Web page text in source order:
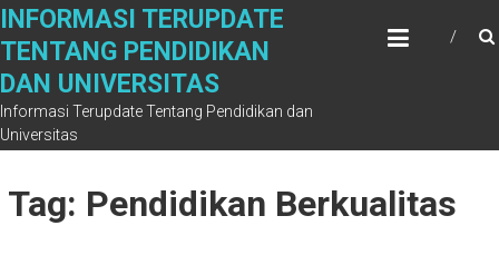
Skip
content
INFORMASI TERUPDATE
TENTANG PENDIDIKAN
DAN UNIVERSITAS
Informasi Terupdate Tentang Pendidikan dan
Universitas
Tag: Pendidikan Berkualitas